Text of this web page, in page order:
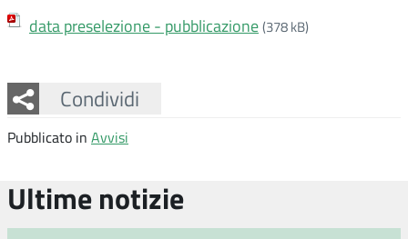
data preselezione - pubblicazione(378 kB)
Condividi
Facebook
Twitter
Whatsapp
Pubblicato in Avvisi
Ultime notizie